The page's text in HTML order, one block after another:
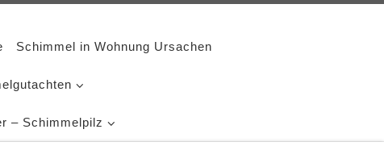
Schimmel in Wohnung Ursachen
– Schimmelpilz